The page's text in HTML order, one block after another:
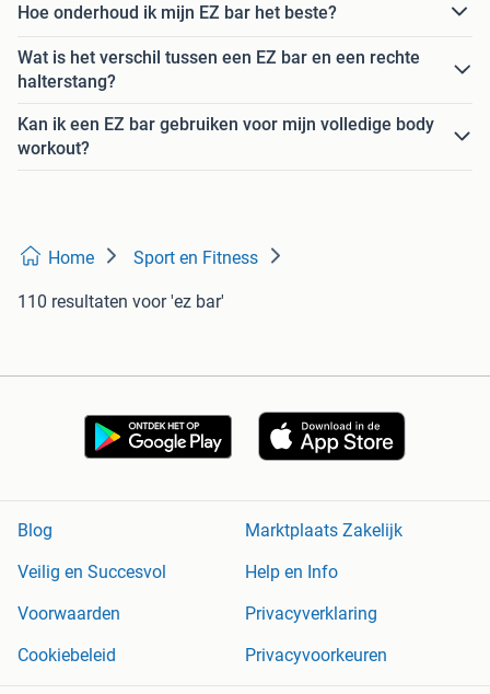
Hoe onderhoud ik mijn EZ bar het beste?
Wat is het verschil tussen een EZ bar en een rechte
halterstang?
Kan ik een EZ bar gebruiken voor mijn volledige body
workout?
Home Sport en Fitness
110 resultaten voor 'ez bar'
Blog
Marktplaats Zakelijk
Veilig en Succesvol
Help en Info
Voorwaarden
Privacyverklaring
Cookiebeleid
Privacyvoorkeuren